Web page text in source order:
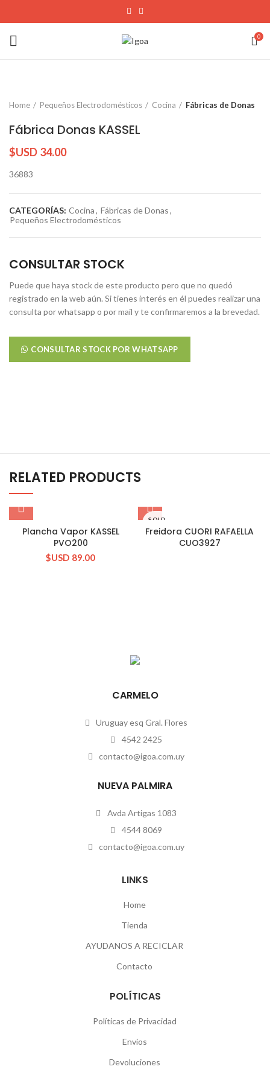
0
Home Pequeños Electrodomésticos Cocina Fábricas de Donas
Fábrica Donas KASSEL
$USD 34.00
36883
CATEGORÍAS: Cocina, Fábricas de Donas,
Pequeños Electrodomésticos
CONSULTAR STOCK
Puede que haya stock de este producto pero que no quedó
registrado en la web aún. Si tienes interés en él puedes realizar una
consulta por whatsapp o por mail y te confirmaremos a la brevedad.
CONSULTAR STOCK POR WHATSAPP
RELATED PRODUCTS
Plancha Vapor KASSEL
PVO200
$USD 89.00
SOLD
OUT
Freidora CUORI RAFAELLA
CUO3927
CARMELO
Uruguay esq Gral. Flores
4542 2425
contacto@igoa.com.uy
NUEVA PALMIRA
Avda Artigas 1083
4544 8069
contacto@igoa.com.uy
LINKS
Home
Tienda
AYUDANOS A RECICLAR
Contacto
POLÍTICAS
Políticas de Privacidad
Envíos
Devoluciones